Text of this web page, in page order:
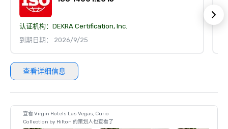
认证机构： DEKRA Certification, Inc.
到期日期： 2026/9/25
查看详细信息
查看 Virgin Hotels Las Vegas, Curio
Collection by Hilton 的策划人也查看了